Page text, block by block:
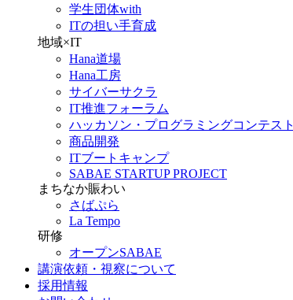
学生団体with
ITの担い手育成
地域×IT
Hana道場
Hana工房
サイバーサクラ
IT推進フォーラム
ハッカソン・プログラミングコンテスト
商品開発
ITブートキャンプ
SABAE STARTUP PROJECT
まちなか賑わい
さばぷら
La Tempo
研修
オープンSABAE
講演依頼・視察について
採用情報